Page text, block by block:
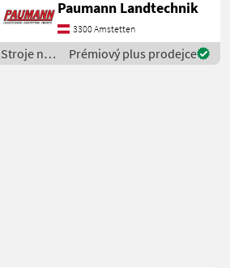
Ladeluftkühler - 80 l/min
Hydraulikpumpe -
Hydrostatantrieb mit 30
km/h
Paumann Landtechnik
3300 Amstetten
Stroje na
stavbu /
Prémiový plus prodejce